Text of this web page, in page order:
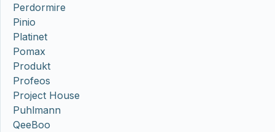
Perdormire
Pinio
Platinet
Pomax
Produkt
Profeos
Project House
Puhlmann
QeeBoo